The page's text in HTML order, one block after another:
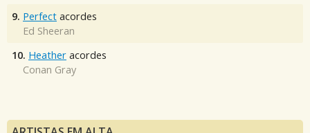
9. Perfect acordes
Ed Sheeran
10. Heather acordes
Conan Gray